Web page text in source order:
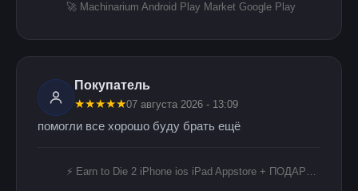
🚀 Machinarium Android Play Market Google Play
Покупатель
★★★★★07 августа 2026 - 13:09
помогли все хорошо буду брать ещё
⚡️ Earn to Die 2 iPhone ios iPad Appstore + ПОДАРОК 🎁